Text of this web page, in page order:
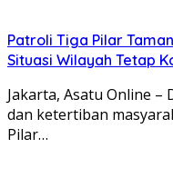
Patroli Tiga Pilar
Situasi Wilayah Tetap
Jakarta, Asatu Online –
dan ketertiban
Pilar…